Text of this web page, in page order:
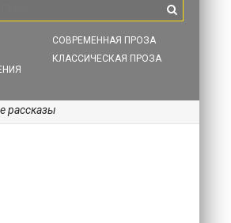
СОВРЕМЕННАЯ ПРОЗА
КЛАССИЧЕСКАЯ ПРОЗА
рассказы